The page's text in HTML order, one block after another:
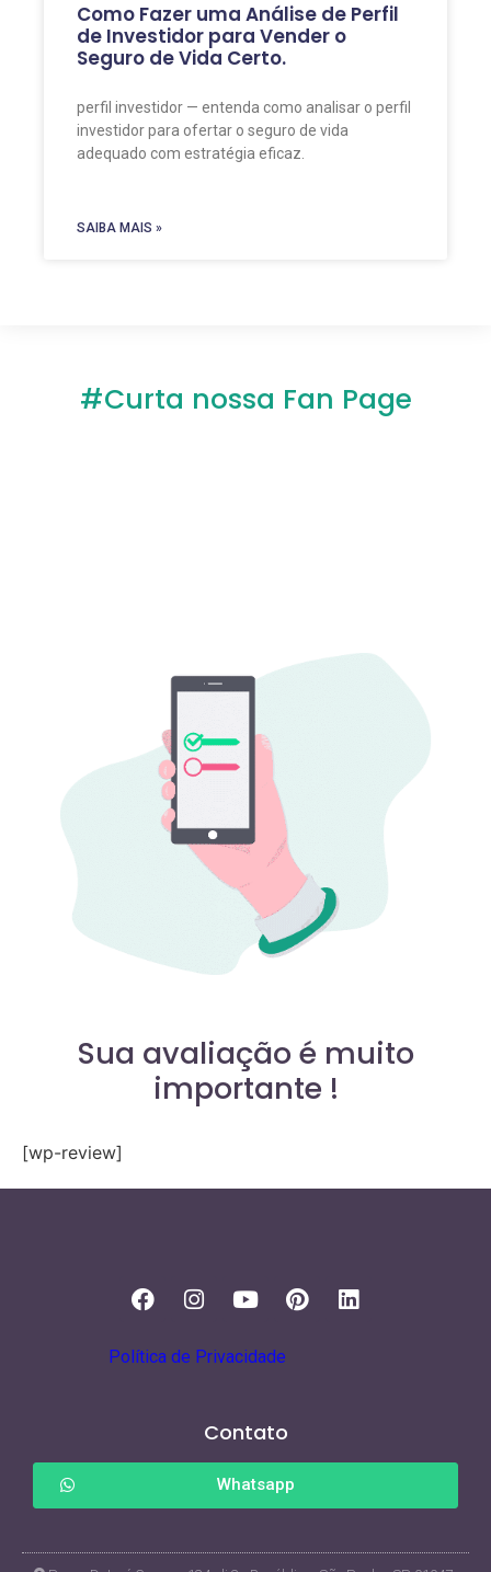
Como Fazer uma Análise de Perfil
de Investidor para Vender o
Seguro de Vida Certo.
perfil investidor — entenda como analisar o perfil
investidor para ofertar o seguro de vida
adequado com estratégia eficaz.
SAIBA MAIS »
#Curta nossa Fan Page
Sua avaliação é muito
importante !
[wp-review]
Política de Privacidade
Contato
Whatsapp